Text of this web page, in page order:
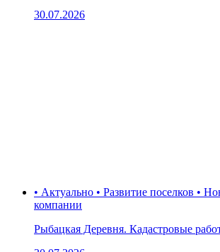
30.07.2026
• Актуально • Развитие поселков •
компании
Рыбацкая Деревня. Кадастровые